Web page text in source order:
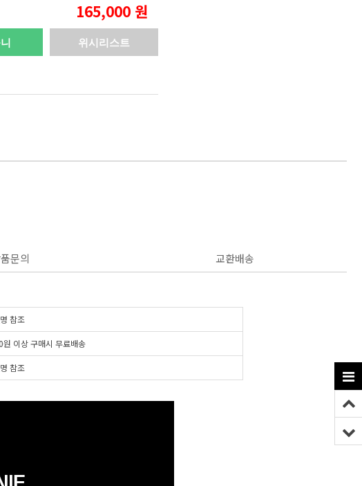
165,000원
위시리스트
문의 교환배송
참조
이상 구매시 무료배송
참조